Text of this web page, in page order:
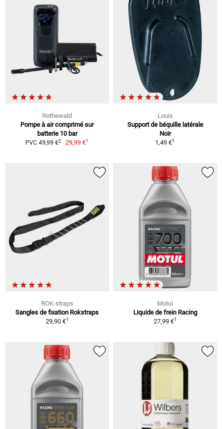
Rothewald
Pompe à air comprimé sur
batterie 10 bar
PVC 49,99 €2 29,99 €1
Louis
Support de béquille latérale
Noir
1,49 €1
ROK-straps
Sangles de fixation Rokstraps
29,90 €1
Motul
Liquide de frein Racing
27,99 €1